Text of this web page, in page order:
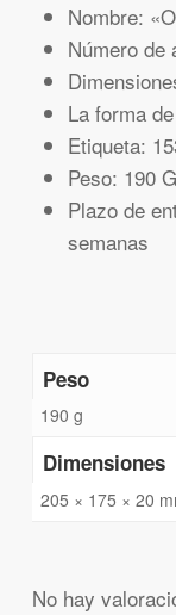
Nombre:
Número de
La forma
Etiqueta:
Peso: 190
Plazo de
semanas
Peso
190 g
Dimensiones
205 × 175 × 20
No hay